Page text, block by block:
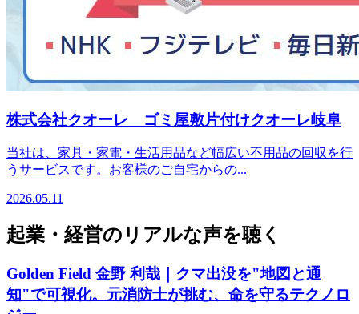
株式会社クオーレ ゴミ屋敷片付けクオーレ岐阜
当社は、家具・家電・生活用品など幅広い不用品の回収を行
うサービスです。お客様のご自宅からの...
2026.05.11
起業・経営のリアルな声を聴く
Golden Field 金野 利哉｜クマ出没を"地図と通
知"で可視化。元消防士が挑む、命を守るテクノロ